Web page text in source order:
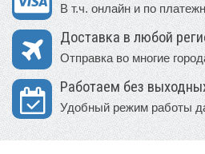
В т.ч. онлайн и по
Доставка в любой
Отправка во многие
Работаем без
Удобный режим работы